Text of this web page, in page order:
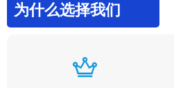
为什么选择我们